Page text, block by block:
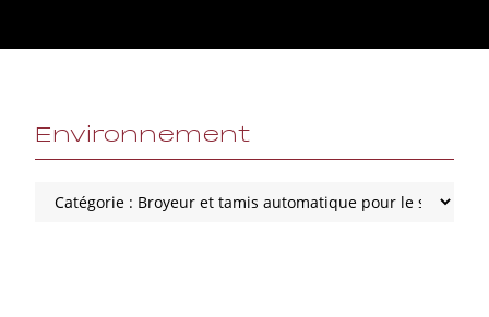
Environnement